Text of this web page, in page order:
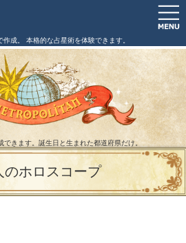
成。 本格的な占星術を体験できます。
きます。誕生日と生まれた都道府県だけ。
のホロスコープ